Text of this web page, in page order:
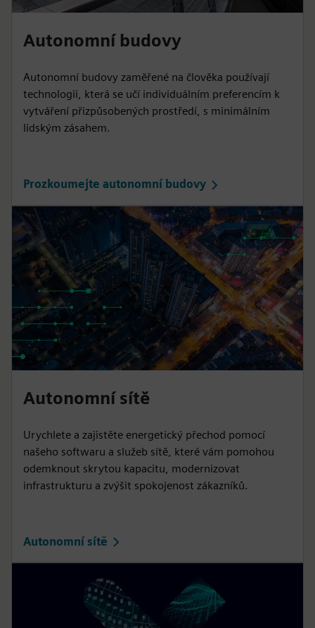
Autonomní budovy
Autonomní budovy zaměřené na člověka používají
technologii, která se učí individuálním preferencím k
vytváření přizpůsobených prostředí, s minimálním
lidským zásahem.
Prozkoumejte autonomní budovy
Autonomní sítě
Urychlete a zajistěte energetický přechod pomocí
našeho softwaru a služeb sítě, které vám pomohou
odemknout skrytou kapacitu, modernizovat
infrastrukturu a zvýšit spokojenost zákazníků.
Autonomní sítě